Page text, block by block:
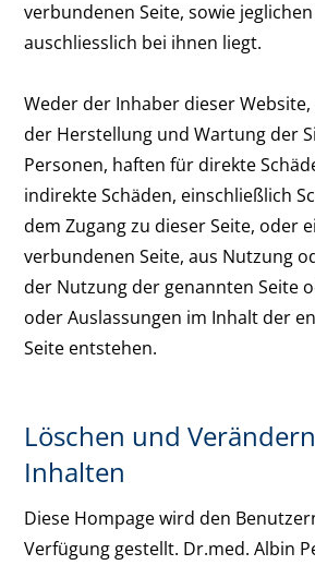
verbundenen Seite, sowie
auschliesslich bei ihnen liegt.
Weder der Inhaber dieser
der Herstellung und Wartung der
Personen, haften für direkte
indirekte Schäden, einschließlich
dem Zugang zu dieser Seite, oder
verbundenen Seite, aus Nutzung
der Nutzung der genannten Seite
oder Auslassungen im Inhalt der
Seite entstehen.
Löschen und
Inhalten
Diese Hompage wird den
Verfügung gestellt. Dr.med. Albin